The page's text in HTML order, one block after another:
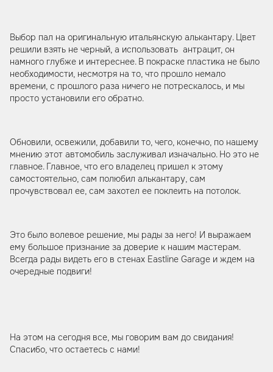
Выбор пал на оригинальную итальянскую алькантару. Цвет
решили взять не черный, а использовать антрацит, он
намного глубже и интереснее. В покраске пластика не было
необходимости, несмотря на то, что прошло немало
времени, с прошлого раза ничего не потрескалось, и мы
просто установили его обратно.
Обновили, освежили, добавили то, чего, конечно, по нашему
мнению этот автомобиль заслуживал изначально. Но это не
главное. Главное, что его владелец пришел к этому
самостоятельно, сам полюбил алькантару, сам
прочувствовал ее, сам захотел ее поклеить на потолок.
Это было волевое решение, мы рады за него! И выражаем
ему большое признание за доверие к нашим мастерам.
Всегда рады видеть его в стенах Eastline Garage и ждем на
очередные подвиги!
На этом на сегодня все, мы говорим вам до свидания!
Спасибо, что остаетесь с нами!